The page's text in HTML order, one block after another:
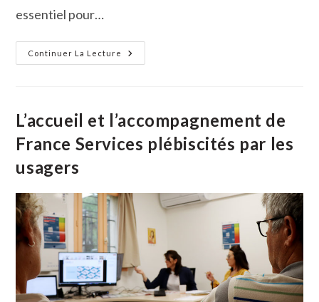
essentiel pour…
Continuer La Lecture
11
Novembre :
Mémoire
L’armistice
L’accueil et l’accompagnement de
France Services plébiscités par les
usagers